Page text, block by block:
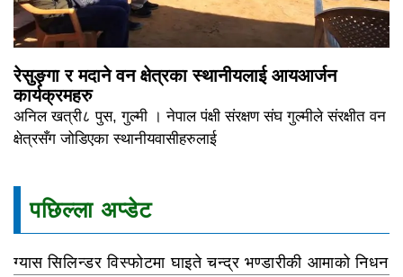
रेसुङ्गा र मदाने वन क्षेत्रका स्थानीयलाई आयआर्जन
कार्यक्रमहरु
अनिल खत्री८ पुस, गुल्मी । नेपाल पंक्षी संरक्षण संघ गुल्मीले संरक्षीत वन
क्षेत्रसँग जोडिएका स्थानीयवासीहरुलाई
पछिल्ला अप्डेट
ग्यास सिलिन्डर विस्फोटमा घाइते चन्द्र भण्डारीकी आमाको निधन